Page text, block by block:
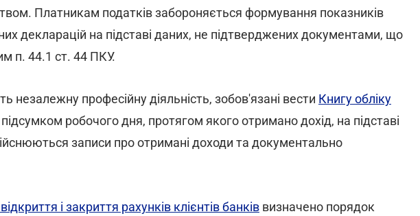
Платникам податків забороняється формування показників
декларацій на підставі даних, не підтверджених документами, що
п. 44.1 ст. 44 ПКУ.
незалежну професійну діяльність, зобов'язані вести Книгу обліку
підсумком робочого дня, протягом якого отримано дохід, на підставі
записи про отримані доходи та документально
і закриття рахунків клієнтів банків визначено порядок